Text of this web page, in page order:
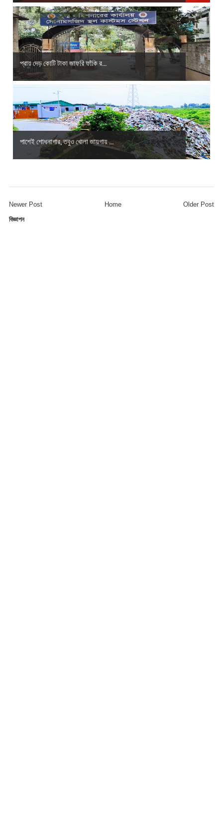
প্রায় দেড় কোটি টাকা জাফরি ফাঁকি র...
পাশেই শোধনাগার, তবুও খোলা জায়গায় ...
Newer Post Older Post
Home
বিজ্ঞাপন